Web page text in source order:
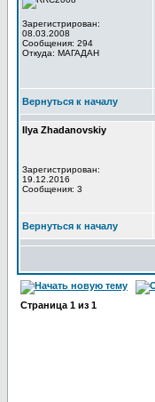
Зарегистрирован:
08.03.2008
Сообщения: 294
Откуда: МАГАДАН
Вернуться к началу
Ilya Zhadanovskiy
Зарегистрирован:
19.12.2016
Сообщения: 3
Вернуться к началу
Страница 1 из 1